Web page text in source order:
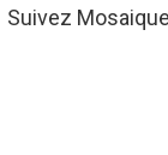
Suivez